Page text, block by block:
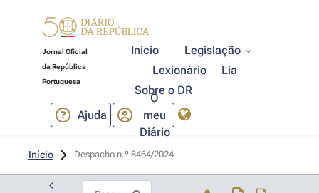
Jornal Oficial
da República
Portuguesa
Início
Legislação
Lexionário
Lia
Sobre o DR
Ajuda
O
meu
Diário
Início Despacho n.º 8464/2024